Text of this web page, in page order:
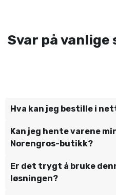
Svar på vanlige
Hva kan jeg bestille i
Kan jeg hente varene
Norengros-butikk?
Er det trygt å bruke
løsningen?